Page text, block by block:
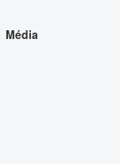
Média